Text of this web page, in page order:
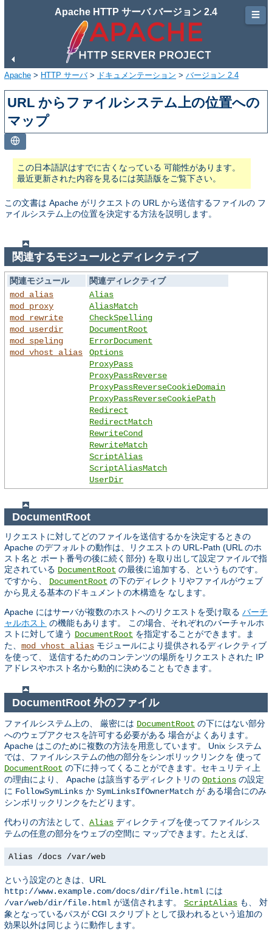
Apache HTTP サーバ バージョン 2.4
Apache > HTTP サーバ> ドキュメンテーション > バージョン 2.4
URL からファイルシステム上の位置への
マップ
この日本語訳はすでに古くなっている 可能性があります。
最近更新された内容を見るには英語版をご覧下さい。
この文書は Apache がリクエストの URL から送信するファイルの フ
ァイルシステム上の位置を決定する方法を説明します。
関連するモジュールとディレクティブ
関連モジュール
関連ディレクティブ
mod_alias
mod_proxy
mod_rewrite
mod_userdir
mod_speling
mod_vhost_alias
Alias
AliasMatch
CheckSpelling
DocumentRoot
ErrorDocument
Options
ProxyPass
ProxyPassReverse
ProxyPassReverseCookieDomain
ProxyPassReverseCookiePath
Redirect
RedirectMatch
RewriteCond
RewriteMatch
ScriptAlias
ScriptAliasMatch
UserDir
DocumentRoot
リクエストに対してどのファイルを送信するかを決定するときの
Apache のデフォルトの動作は、リクエストの URL-Path (URL のホ
スト名と ポート番号の後に続く部分) を取り出して設定ファイルで指
定されている DocumentRoot の最後に追加する、というものです。
ですから、 DocumentRoot の下のディレクトリやファイルがウェブ
から見える基本のドキュメントの木構造を なします。
Apache にはサーバが複数のホストへのリクエストを受け取る バーチ
ャルホスト の機能もあります。 この場合、それぞれのバーチャルホ
ストに対して違う DocumentRoot を指定することができます。ま
た、 mod_vhost_alias モジュールにより提供されるディレクティブ
を使って、 送信するためのコンテンツの場所をリクエストされた IP
アドレスやホスト名から動的に決めることもできます。
DocumentRoot 外のファイル
ファイルシステム上の、 厳密には DocumentRoot の下にはない部分
へのウェブアクセスを許可する必要がある 場合がよくあります。
Apache はこのために複数の方法を用意しています。 Unix システム
では、ファイルシステムの他の部分をシンボリックリンクを 使って
DocumentRoot の下に持ってくることができます。セキュリティ上
の理由により、 Apache は該当するディレクトリの Options の設定
に FollowSymLinks か SymLinksIfOwnerMatch が ある場合にのみ
シンボリックリンクをたどります。
代わりの方法として、 Alias ディレクティブを使ってファイルシス
テムの任意の部分をウェブの空間に マップできます。たとえば、
Alias /docs /var/web
という設定のときは、URL
http://www.example.com/docs/dir/file.html には
/var/web/dir/file.html が送信されます。 ScriptAlias も、 対
象となっているパスが CGI スクリプトとして扱われるという追加の
効果以外は同じように動作します。
☰